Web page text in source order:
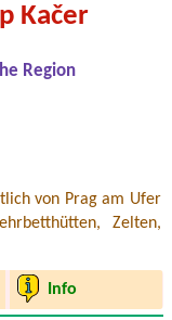
Kačer
Region
von Prag am Ufer
Zelten,
Info